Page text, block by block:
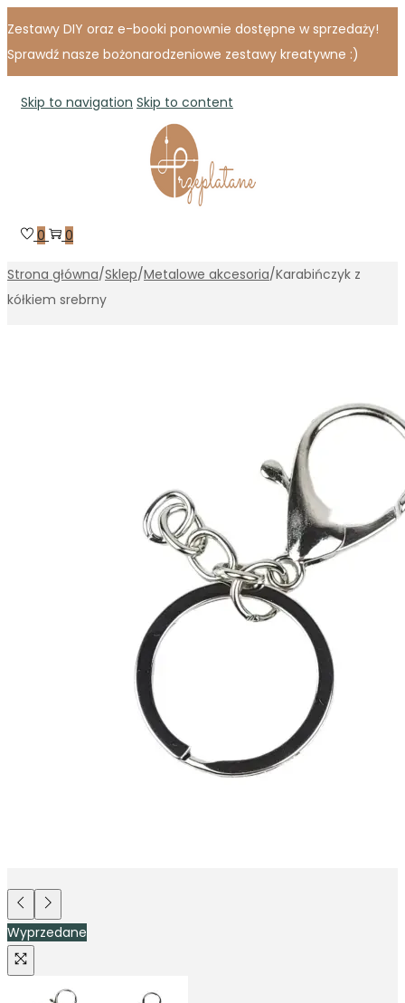
Zestawy DIY oraz e-booki ponownie dostępne w sprzedaży!
Sprawdź nasze bożonarodzeniowe zestawy kreatywne :)
Skip to navigation Skip to content
0 0
Strona główna/Sklep/Metalowe akcesoria/Karabińczyk z
kółkiem srebrny
Wyprzedane